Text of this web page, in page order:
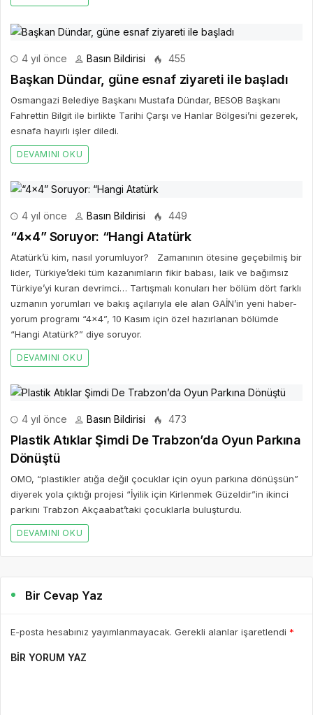
4 yıl önce Basın Bildirisi 455
Başkan Dündar, güne esnaf ziyareti ile başladı
Osmangazi Belediye Başkanı Mustafa Dündar, BESOB Başkanı
Fahrettin Bilgit ile birlikte Tarihi Çarşı ve Hanlar Bölgesi’ni gezerek,
esnafa hayırlı işler diledi.
DEVAMINI OKU
4 yıl önce Basın Bildirisi 449
“4×4” Soruyor: “Hangi Atatürk
Atatürk’ü kim, nasıl yorumluyor? Zamanının ötesine geçebilmiş bir
lider, Türkiye’deki tüm kazanımların fikir babası, laik ve bağımsız
Türkiye’yi kuran devrimci… Tartışmalı konuları her bölüm dört farklı
uzmanın yorumları ve bakış açılarıyla ele alan GAİN’in yeni haber-
yorum programı “4×4”, 10 Kasım için özel hazırlanan bölümde
“Hangi Atatürk?” diye soruyor.
DEVAMINI OKU
4 yıl önce Basın Bildirisi 473
Plastik Atıklar Şimdi De Trabzon’da Oyun Parkına
Dönüştü
OMO, “plastikler atığa değil çocuklar için oyun parkına dönüşsün”
diyerek yola çıktığı projesi “İyilik için Kirlenmek Güzeldir”in ikinci
parkını Trabzon Akçaabat’taki çocuklarla buluşturdu.
DEVAMINI OKU
Bir Cevap Yaz
E-posta hesabınız yayımlanmayacak. Gerekli alanlar işaretlendi *
BIR YORUM YAZ